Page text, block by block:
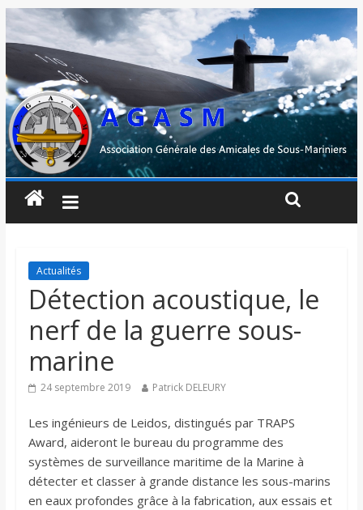
Actualités
Détection acoustique, le
nerf de la guerre sous-
marine
24 septembre 2019 Patrick DELEURY
Les ingénieurs de Leidos, distingués par TRAPS
Award, aideront le bureau du programme des
systèmes de surveillance maritime de la Marine à
détecter et classer à grande distance les sous-marins
en eaux profondes grâce à la fabrication, aux essais et